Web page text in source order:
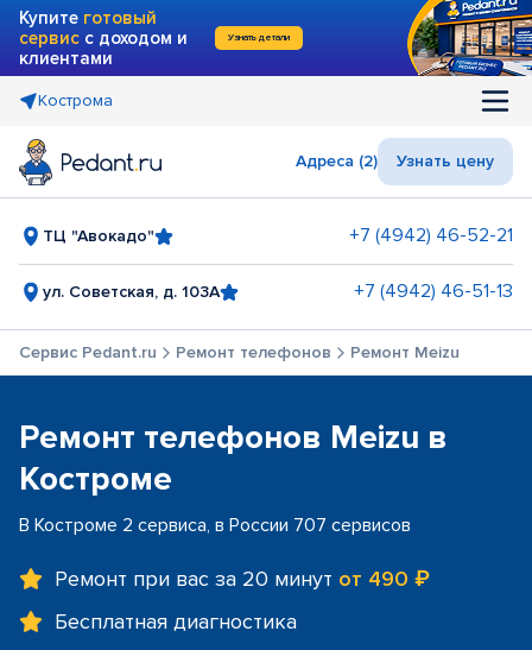
Купите готовый
сервис с доходом и
клиентами
Узнать детали
Кострома
Адреса (2) Узнать цену
ТЦ "Авокадо" +7 (4942) 46-52-21
ул. Советская, д. 103А +7 (4942) 46-51-13
Сервис Pedant.ru Ремонт телефонов Ремонт Meizu
Ремонт телефонов Meizu в
Костроме
В Костроме 2 сервиса, в России 707 сервисов
Ремонт при вас за 20 минут от 490 ₽
Бесплатная диагностика